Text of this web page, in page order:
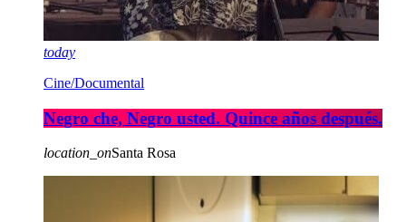
today
Cine/Documental
Negro che, Negro usted. Quince años después.
location_onSanta Rosa